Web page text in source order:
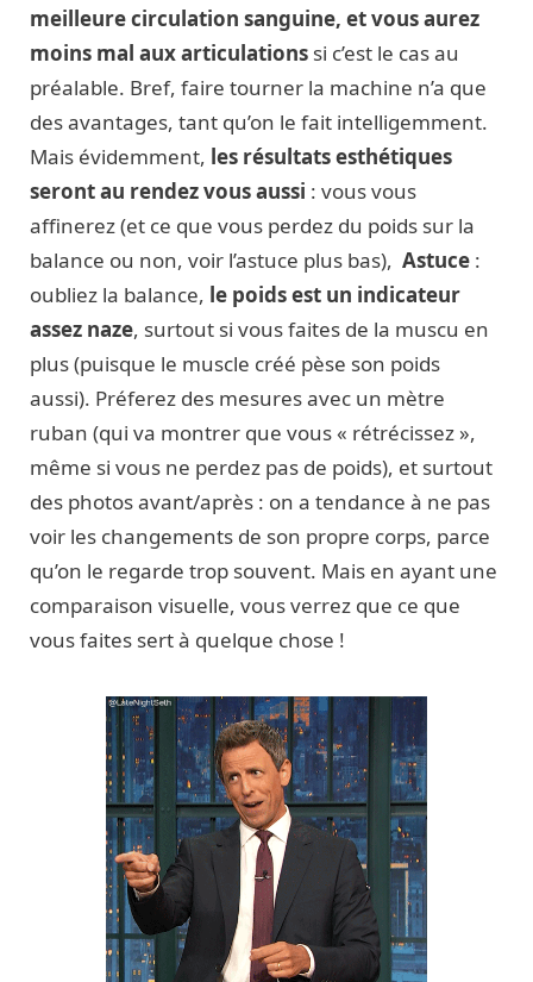
meilleure circulation sanguine, et vous aurez
moins mal aux articulations si c’est le cas au
préalable. Bref, faire tourner la machine n’a que
des avantages, tant qu’on le fait intelligemment.
Mais évidemment, les résultats esthétiques
seront au rendez vous aussi : vous vous
affinerez (et ce que vous perdez du poids sur la
balance ou non, voir l’astuce plus bas), Astuce :
oubliez la balance, le poids est un indicateur
assez naze, surtout si vous faites de la muscu en
plus (puisque le muscle créé pèse son poids
aussi). Préferez des mesures avec un mètre
ruban (qui va montrer que vous « rétrécissez »,
même si vous ne perdez pas de poids), et surtout
des photos avant/après : on a tendance à ne pas
voir les changements de son propre corps, parce
qu’on le regarde trop souvent. Mais en ayant une
comparaison visuelle, vous verrez que ce que
vous faites sert à quelque chose !